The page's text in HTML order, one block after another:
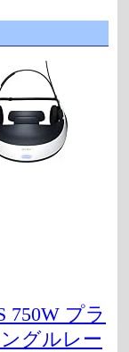
750W プラ
グルレー